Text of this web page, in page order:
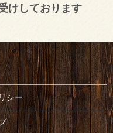
けしております
シー